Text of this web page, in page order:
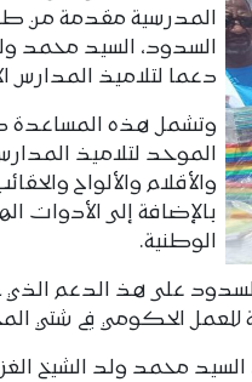
المدرسية مقدمة من
السدود، السيد محمد
دعما لتلاميذ المدارس
وتشمل هذه المساعدة
الموحد لتلاميذ المدارس
والأقلام والألواح
بالإضافة إلى الأدوات
الوطنية.
على هذ الدعم الذي
للعمل الحكومي في شتي
محمد ولد الشيخ